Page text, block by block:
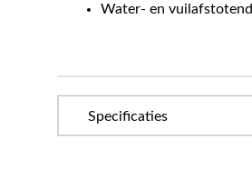
Water- en vuilafstotend